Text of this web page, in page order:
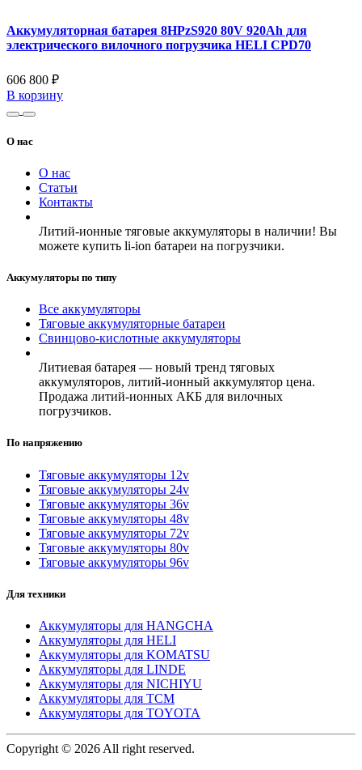
Аккумуляторная батарея 8HPzS920 80V 920Ah для
электрического вилочного погрузчика HELI CPD70
606 800 ₽
В корзину
О нас
О нас
Статьи
Контакты
Литий-ионные тяговые аккумуляторы в наличии! Вы
можете купить li-ion батареи на погрузчики.
Аккумуляторы по типу
Все аккумуляторы
Тяговые аккумуляторные батареи
Свинцово-кислотные аккумуляторы
Литиевая батарея — новый тренд тяговых
аккумуляторов, литий-ионный аккумулятор цена.
Продажа литий-ионных АКБ для вилочных
погрузчиков.
По напряжению
Тяговые аккумуляторы 12v
Тяговые аккумуляторы 24v
Тяговые аккумуляторы 36v
Тяговые аккумуляторы 48v
Тяговые аккумуляторы 72v
Тяговые аккумуляторы 80v
Тяговые аккумуляторы 96v
Для техники
Аккумуляторы для HANGCHA
Аккумуляторы для HELI
Аккумуляторы для KOMATSU
Аккумуляторы для LINDE
Аккумуляторы для NICHIYU
Аккумуляторы для TCM
Аккумуляторы для TOYOTA
Copyright © 2026 All right reserved.